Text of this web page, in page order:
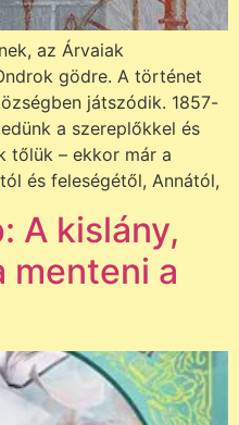
az Árvaiak
gödre. A történet
játszódik. 1857-
a szereplőkkel és
tőlük – ekkor már a
és feleségétől, Annától,
A kislány,
menteni a